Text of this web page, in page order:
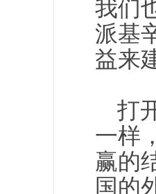
我们
派基
益来
打
一样
赢的
国的